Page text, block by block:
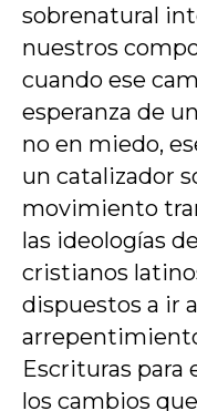
sobrenatural
nuestros
cuando ese
esperanza de
no en miedo,
un catalizador
movimiento
las ideologías
cristianos
dispuestos a ir
Escrituras para
los cambios